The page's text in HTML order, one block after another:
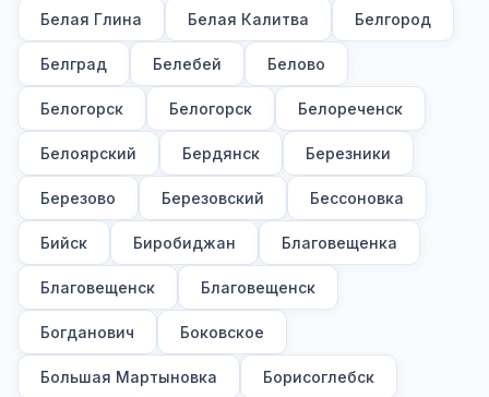
Белая Глина Белая Калитва Белгород
Белград Белебей Белово
Белогорск Белогорск Белореченск
Белоярский Бердянск Березники
Березово Березовский Бессоновка
Бийск Биробиджан Благовещенка
Благовещенск Благовещенск
Богданович Боковское
Большая Мартыновка Борисоглебск